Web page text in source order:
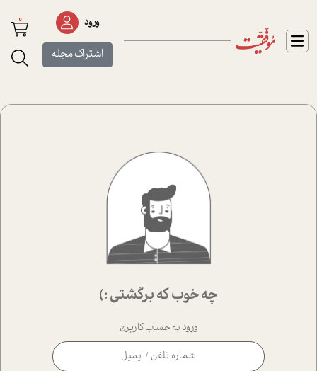
ورود
اشتراک مجله
0
چه خوب که برگشتی :)
ورود به حساب کاربری